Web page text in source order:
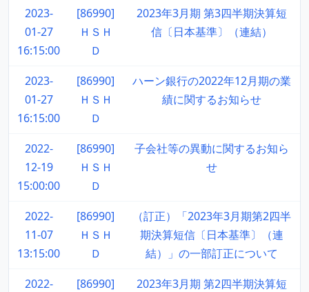
2023-
01-27
16:15:00
[86990]
ＨＳＨ
Ｄ
2023年3月期 第3四半期決算短
信〔日本基準〕（連結）
2023-
01-27
16:15:00
[86990]
ＨＳＨ
Ｄ
ハーン銀行の2022年12月期の業
績に関するお知らせ
2022-
12-19
15:00:00
[86990]
ＨＳＨ
Ｄ
子会社等の異動に関するお知ら
せ
2022-
11-07
13:15:00
[86990]
ＨＳＨ
Ｄ
（訂正）「2023年3月期第2四半
期決算短信〔日本基準〕（連
結）」の一部訂正について
2022-
[86990]
2023年3月期 第2四半期決算短